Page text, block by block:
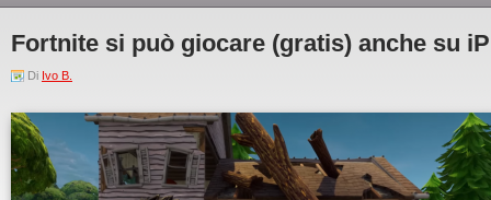
Fortnite si può giocare (gratis) anche su
Di Ivo B.